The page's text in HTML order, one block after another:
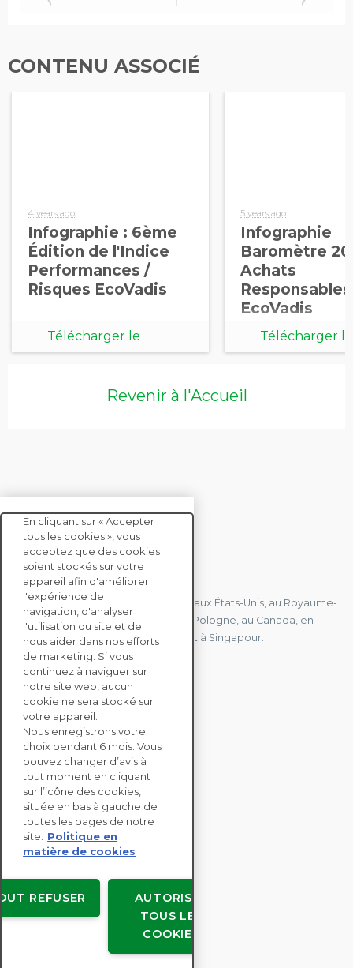
CONTENU ASSOCIÉ
4 years ago
Infographie : 6ème
Édition de l'Indice
Performances /
Risques EcoVadis
Télécharger le
5 years ago
Infographie
Baromètre
Achats
Responsables
EcoVadis
Télécharger le
Revenir à l'Accueil
CONTACTEZ-NOUS
Nous avons des bureaux en France, aux États-Unis, au Royaume-
Uni, à Hong Kong, à l'île Maurice, en Pologne, au Canada, en
Allemagne, au Japon, en Espagne et à Singapour.
CONTACTEZ-NOUS
SOLUTIONS
ENTERPRISE
ÉVALUATIONS RSE
RESSOURCES
À PROPOS
Copyright © EcoVadis
Accords avec les utilisateurs
Confidentialité des données
En cliquant sur « Accepter
tous les cookies », vous
acceptez que des cookies
soient stockés sur votre
appareil afin d'améliorer
l'expérience de
navigation, d'analyser
l'utilisation du site et de
nous aider dans nos efforts
de marketing. Si vous
continuez à naviguer sur
notre site web, aucun
cookie ne sera stocké sur
votre appareil.
Nous enregistrons votre
choix pendant 6 mois. Vous
pouvez changer d’avis à
tout moment en cliquant
sur l’icône des cookies,
située en bas à gauche de
toutes les pages de notre
site.
Politique en
matière de cookies
AUTORISER
TOUS LES
COOKIES
REFUSER